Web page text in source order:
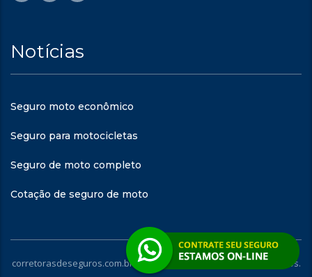
Notícias
Seguro moto econômico
Seguro para motocicletas
Seguro de moto completo
Cotação de seguro de moto
corretorasdeseguros.com.br - © 2023. Todos os direitos reservados.